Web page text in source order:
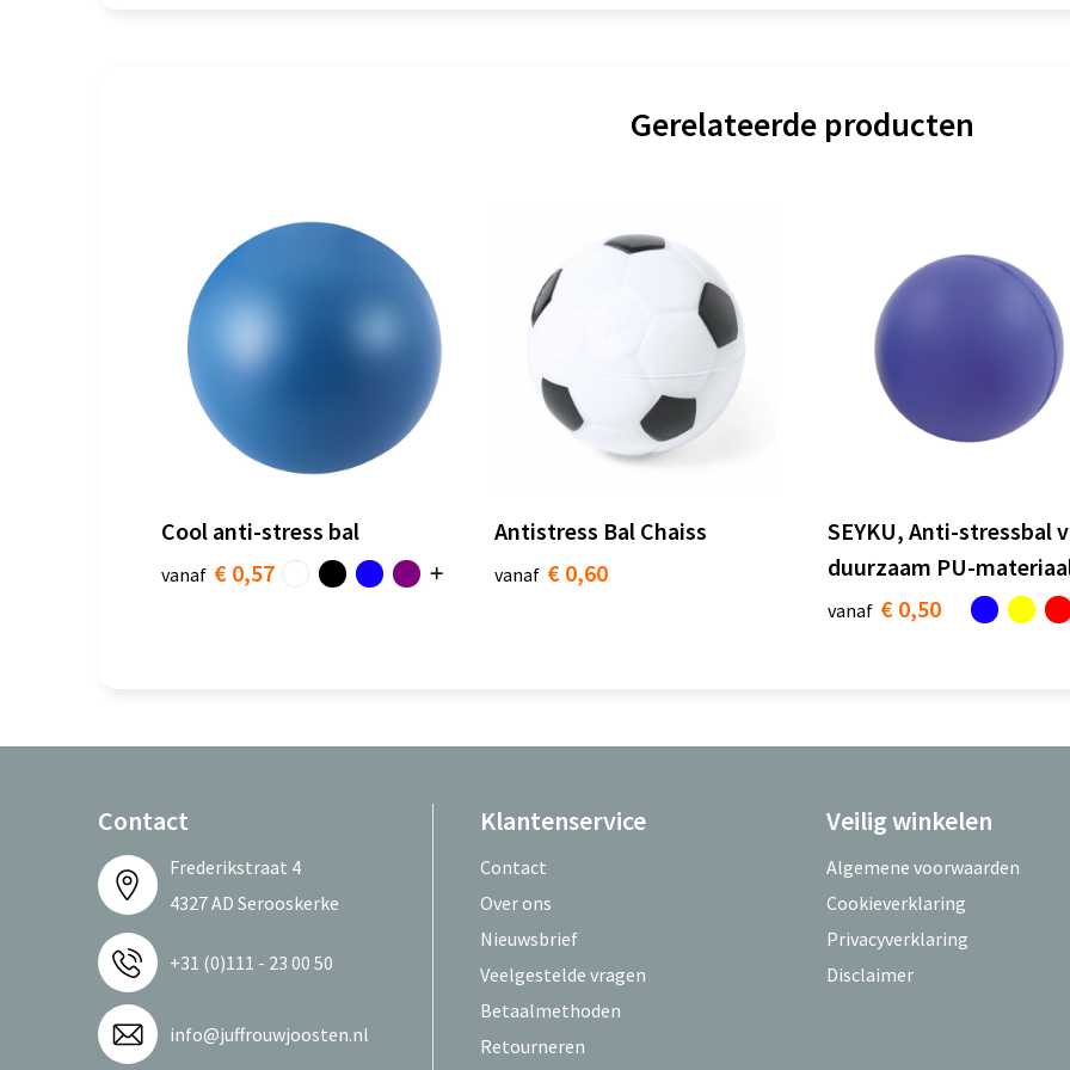
Gerelateerde producten
Cool anti-stress bal
vanaf € 0,57
Antistress Bal Chaiss
vanaf € 0,60
SEYKU, Anti-stressbal
duurzaam PU-
vanaf € 0,50
Contact
Frederikstraat 4
4327 AD Serooskerke
+31 (0)111 - 23 00 50
info@juffrouwjoosten.nl
Klantenservice
Contact
Over ons
Nieuwsbrief
Veelgestelde vragen
Betaalmethoden
Retourneren
Veilig winkelen
Algemene voorwaarden
Cookieverklaring
Privacyverklaring
Disclaimer